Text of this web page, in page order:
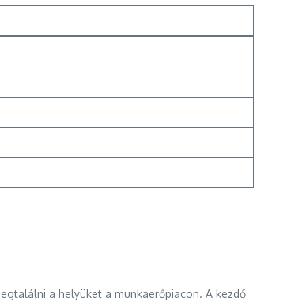
a helyüket a munkaerőpiacon. A kezdő